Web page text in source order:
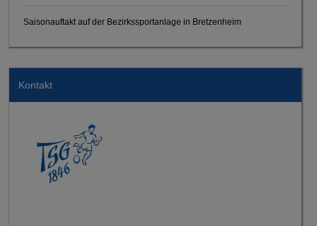
Saisonauftakt auf der Bezirkssportanlage in Bretzenheim
Kontakt